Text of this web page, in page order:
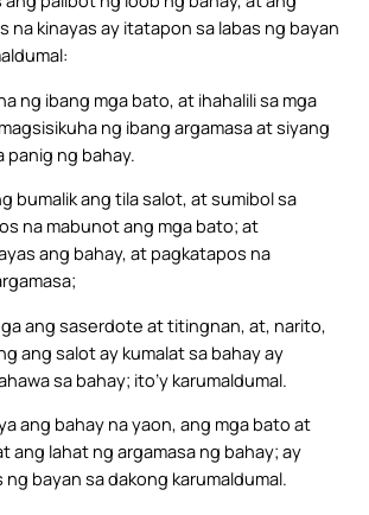
na kinayas ay itatapon sa labas ng bayan
ng ibang mga bato, at ihahalili sa mga
ng ibang argamasa at siyang
panig ng bahay.
bumalik ang tila salot, at sumibol sa
na mabunot ang mga bato; at
ang bahay, at pagkatapos na
ang saserdote at titingnan, at, narito,
ang salot ay kumalat sa bahay ay
sa bahay; ito’y karumaldumal.
ang bahay na yaon, ang mga bato at
ang lahat ng argamasa ng bahay; ay
ng bayan sa dakong karumaldumal.